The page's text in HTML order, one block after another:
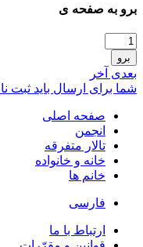
برو به صفحه ی
برو
بعدی آخر
شما برای ارسال باید ثبت
صفحه اصلی
انجمن
تالار متفرقه
خانه و خانواده
خانم ها
فارسی
ارتباط با ما